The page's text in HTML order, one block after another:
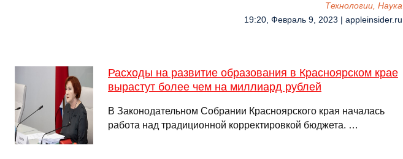
Технологии, Наука
19:20, Февраль 9, 2023 | appleinsider.ru
Расходы на развитие образования в Красноярском крае
вырастут более чем на миллиард рублей
В Законодательном Собрании Красноярского края началась
работа над традиционной корректировкой бюджета. …